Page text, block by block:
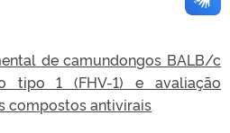
de camundongos BALB/c
tipo 1 (FHV-1) e avaliação
compostos antivirais